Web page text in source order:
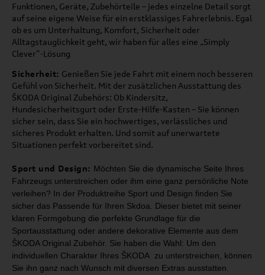
Funktionen, Geräte, Zubehörteile – jedes einzelne Detail sorgt
auf seine eigene Weise für ein erstklassiges Fahrerlebnis. Egal
ob es um Unterhaltung, Komfort, Sicherheit oder
Alltagstauglichkeit geht, wir haben für alles eine „Simply
Clever“-Lösung
Sicherheit: Genießen Sie jede Fahrt mit einem noch besseren
Gefühl von Sicherheit. Mit der zusätzlichen Ausstattung des
ŠKODA Original Zubehörs: Ob Kindersitz,
Hundesicherheitsgurt oder Erste-Hilfe-Kasten – Sie können
sicher sein, dass Sie ein hochwertiges, verlässliches und
sicheres Produkt erhalten. Und somit auf unerwartete
Situationen perfekt vorbereitet sind.
Sport und Design: Möchten Sie die dynamische Seite Ihres
Fahrzeugs unterstreichen oder ihm eine ganz persönliche Note
verleihen? In der Produktreihe Sport und Design finden Sie
sicher das Passende für Ihren Skdoa. Dieser bietet mit seiner
klaren Formgebung die perfekte Grundlage für die
Sportausstattung oder andere dekorative Elemente aus dem
ŠKODA Original Zubehör. Sie haben die Wahl: Um den
individuellen Charakter Ihres ŠKODA zu unterstreichen, können
Sie ihn ganz nach Wunsch mit diversen Extras ausstatten.